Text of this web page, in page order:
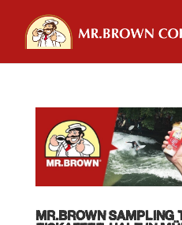
MR.BROWN SAMPLING